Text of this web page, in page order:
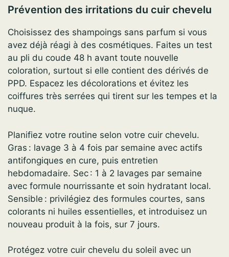
Prévention des irritations du cuir chevelu
Choisissez des shampoings sans parfum si vous
avez déjà réagi à des cosmétiques. Faites un test
au pli du coude 48 h avant toute nouvelle
coloration, surtout si elle contient des dérivés de
PPD. Espacez les décolorations et évitez les
coiffures très serrées qui tirent sur les tempes et la
nuque.
Planifiez votre routine selon votre cuir chevelu.
Gras : lavage 3 à 4 fois par semaine avec actifs
antifongiques en cure, puis entretien
hebdomadaire. Sec : 1 à 2 lavages par semaine
avec formule nourrissante et soin hydratant local.
Sensible : privilégiez des formules courtes, sans
colorants ni huiles essentielles, et introduisez un
nouveau produit à la fois, sur 7 jours.
Protégez votre cuir chevelu du soleil avec un